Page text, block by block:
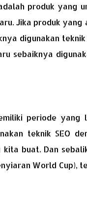
produk yang
Jika produk yang
digunakan teknik
sebaiknya
periode yang
teknik SEO
buat. Dan
World Cup),